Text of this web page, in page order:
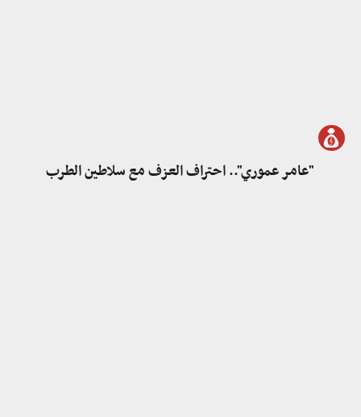
"عامر عموري".. احتراف العزف مع سلاطين الطرب